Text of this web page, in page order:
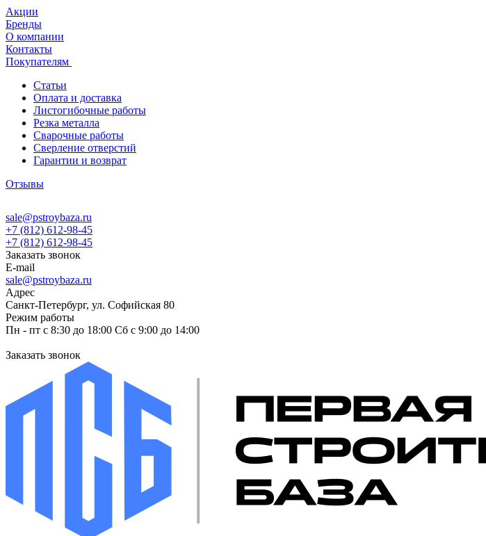
Акции
Бренды
О компании
Контакты
Покупателям
Статьи
Оплата и доставка
Листогибочные работы
Резка металла
Сварочные работы
Сверление отверстий
Гарантии и возврат
Отзывы
sale@pstroybaza.ru
+7 (812) 612-98-45
+7 (812) 612-98-45
Заказать звонок
E-mail
sale@pstroybaza.ru
Адрес
Санкт-Петербург, ул. Софийская 80
Режим работы
Пн - пт с 8:30 до 18:00 Сб с 9:00 до 14:00
Заказать звонок